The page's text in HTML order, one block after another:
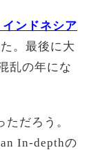
ンドネシア
た。最後に大
乱の年にな
だろう。
In-depthの